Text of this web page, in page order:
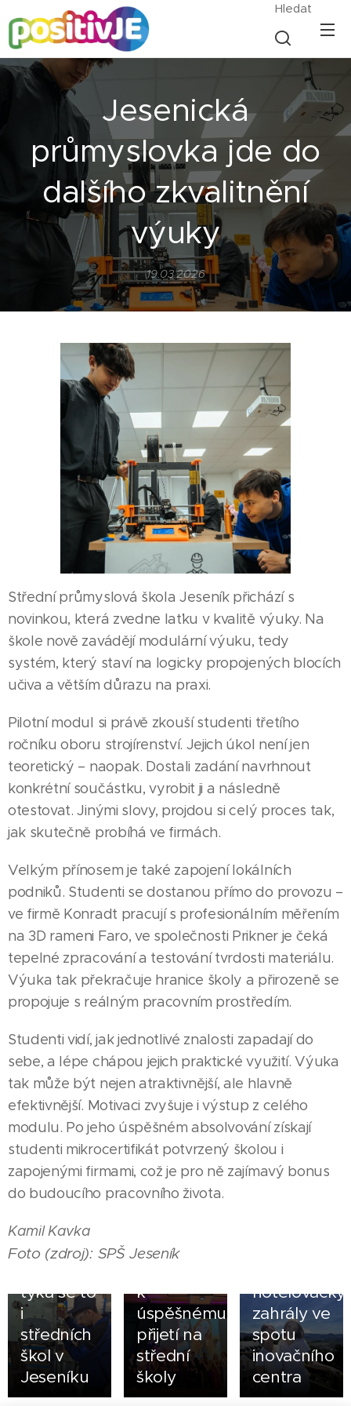
Hledat
Jesenická
průmyslovka jde do
dalšího zkvalitnění
výuky
19.03.2026
Střední průmyslová škola Jeseník přichází s
novinkou, která zvedne laťku v kvalitě výuky. Na
škole nově zavádějí modulární výuku, tedy
systém, který staví na logicky propojených blocích
učiva a větším důrazu na praxi.
Pilotní modul si právě zkouší studenti třetího
ročníku oboru strojírenství. Jejich úkol není jen
teoretický – naopak. Dostali zadání navrhnout
konkrétní součástku, vyrobit ji a následně
otestovat. Jinými slovy, projdou si celý proces tak,
jak skutečně probíhá ve firmách.
Velkým přínosem je také zapojení lokálních
podniků. Studenti se dostanou přímo do provozu –
ve firmě Konradt pracují s profesionálním měřením
na 3D rameni Faro, ve společnosti Prikner je čeká
tepelné zpracování a testování tvrdosti materiálu.
Výuka tak překračuje hranice školy a přirozeně se
propojuje s reálným pracovním prostředím.
Studenti vidí, jak jednotlivé znalosti zapadají do
sebe, a lépe chápou jejich praktické využití. Výuka
tak může být nejen atraktivnější, ale hlavně
efektivnější. Motivaci zvyšuje i výstup z celého
modulu. Po jeho úspěšném absolvování získají
studenti mikrocertifikát potvrzený školou i
zapojenými firmami, což je pro ně zajímavý bonus
do budoucího pracovního života.
Kamil Kavka
Foto (zdroj): SPŠ Jeseník
07.08.2026
kraj
zvyšuje
týká se to
i
středních
škol v
Jeseníku
05.08.2026
ZŠ Česká
Ves
své
k
úspěšnému
přijetí na
střední
školy
hotelovačky
zahrály ve
spotu
inovačního
centra